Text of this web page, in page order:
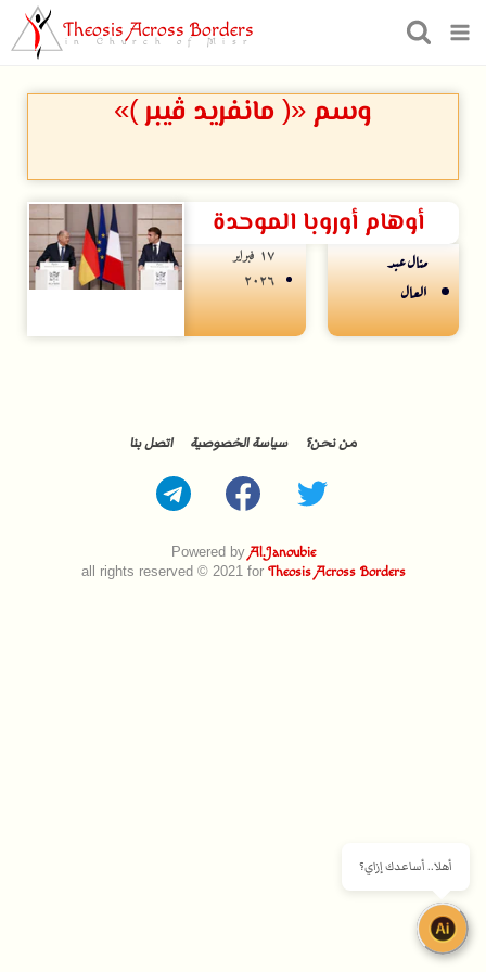
Theosis Across Borders
in Church of Misr
وسم «( مانفريد ڤيبر )»
أوهام أوروبا الموحدة
منال عبد
العال
۱۷ فبراير
۲۰۲٦
Powered by Al.Janoubie
all rights reserved © 2021 for Theosis Across Borders
من نحن؟ سياسة الخصوصية اتصل بنا
أهلا.. أساعدك إزاي؟